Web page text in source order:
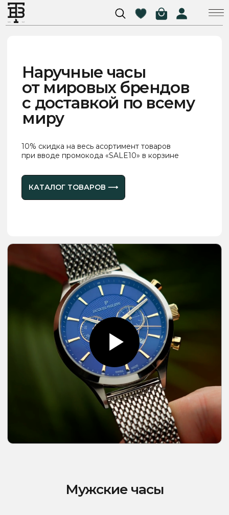
с доставкой по всему
миру
10% скидка на весь асортимент товаров
при вводе промокода «SALE10» в корзине
Мужские часы